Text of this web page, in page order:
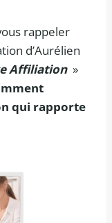
rappeler
d’Aurélien
Affiliation»
qui rapporte